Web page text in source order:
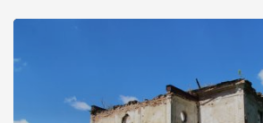
Наддністрянське відрізняється від
сіл. У селі є мурована Михайлівська